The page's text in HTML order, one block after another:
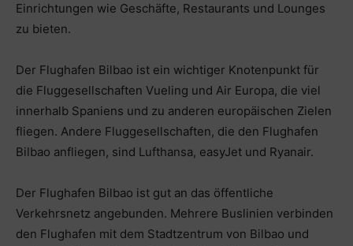
Einrichtungen wie Geschäfte, Restaurants und Lounges
zu bieten.
Der Flughafen Bilbao ist ein wichtiger Knotenpunkt für
die Fluggesellschaften Vueling und Air Europa, die viel
innerhalb Spaniens und zu anderen europäischen Zielen
fliegen. Andere Fluggesellschaften, die den Flughafen
Bilbao anfliegen, sind Lufthansa, easyJet und Ryanair.
Der Flughafen Bilbao ist gut an das öffentliche
Verkehrsnetz angebunden. Mehrere Buslinien verbinden
den Flughafen mit dem Stadtzentrum von Bilbao und